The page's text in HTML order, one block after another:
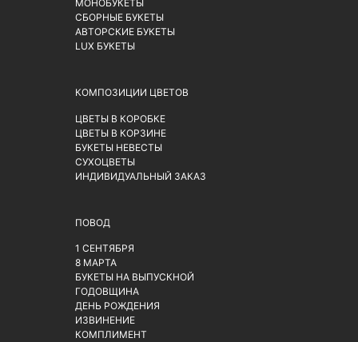
МОНОБУКЕТЫ
СБОРНЫЕ БУКЕТЫ
АВТОРСКИЕ БУКЕТЫ
LUX БУКЕТЫ
КОМПОЗИЦИИ ЦВЕТОВ
ЦВЕТЫ В КОРОБКЕ
ЦВЕТЫ В КОРЗИНЕ
БУКЕТЫ НЕВЕСТЫ
СУХОЦВЕТЫ
ИНДИВИДУАЛЬНЫЙ ЗАКАЗ
ПОВОД
1 СЕНТЯБРЯ
8 МАРТА
БУКЕТЫ НА ВЫПУСКНОЙ
ГОДОВЩИНА
ДЕНЬ РОЖДЕНИЯ
ИЗВИНЕНИЕ
КОМПЛИМЕНТ